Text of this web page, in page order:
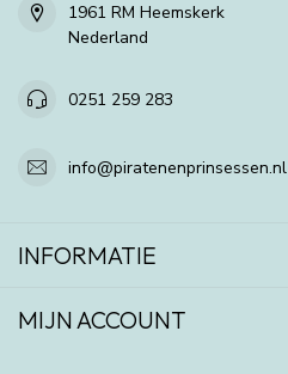
1961 RM Heemskerk
Nederland
0251 259 283
info@piratenenprinsessen.nl
INFORMATIE
MIJN ACCOUNT